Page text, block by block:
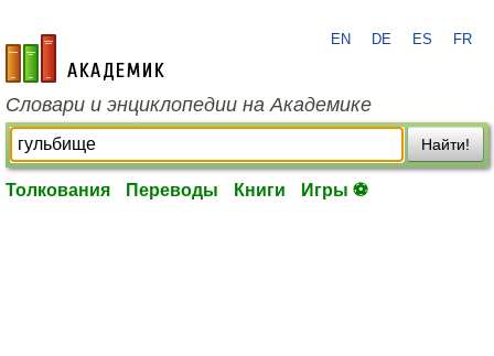
academic.ru
EN DE ES FR
Словари и энциклопедии на Академике
Найти!
Толкования Переводы Книги Игры ⚽